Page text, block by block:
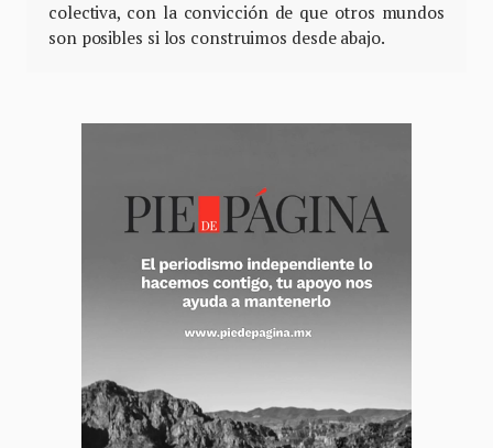
colectiva, con la convicción de que otros mundos
son posibles si los construimos desde abajo.